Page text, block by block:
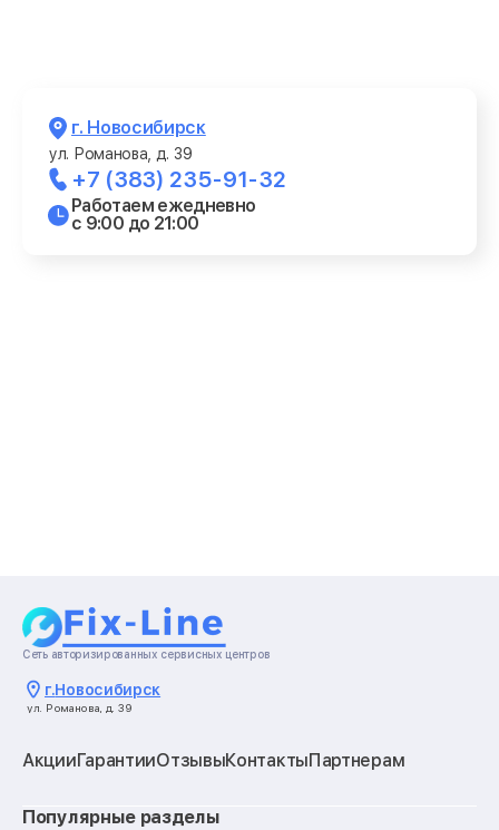
г. Новосибирск
ул. Романова, д. 39
+7 (383) 235-91-32
Работаем ежедневно
с 9:00 до 21:00
Сеть авторизированных сервисных центров
г.Новосибирск
ул. Романова, д. 39
АкцииГарантииОтзывыКонтактыПартнерам
Популярные разделы